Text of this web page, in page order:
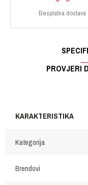
Besplatna dostava
PROVJERI
KARAKTERISTIKA
Kategorija
Brendovi